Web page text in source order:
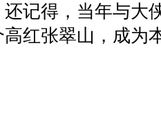
记得，当年与大
红张翠山，成为